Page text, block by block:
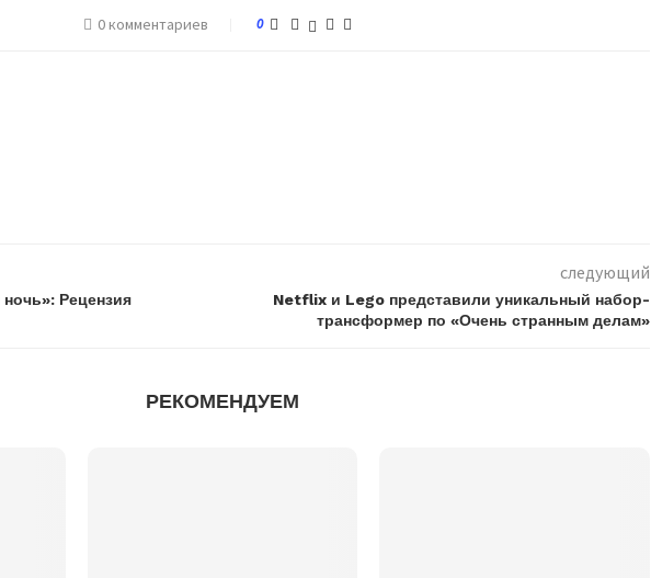
0 комментариев 0
Рецензия
следующий
Netflix и Lego представили уникальный набор-
трансформер по «Очень странным делам»
РЕКОМЕНДУЕМ